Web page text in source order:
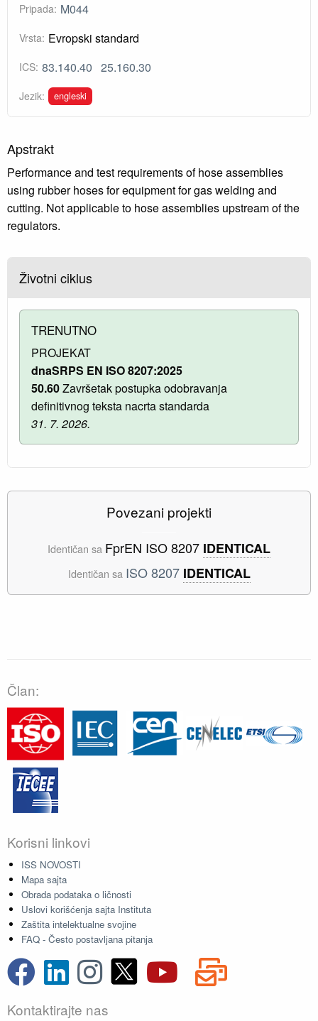
Pripada: M044
Vrsta: Evropski standard
ICS: 83.140.40 25.160.30
Jezik: engleski
Apstrakt
Performance and test requirements of hose assemblies
using rubber hoses for equipment for gas welding and
cutting. Not applicable to hose assemblies upstream of the
regulators.
Životni ciklus
TRENUTNO
PROJEKAT
dnaSRPS EN ISO 8207:2025
50.60Završetak postupka odobravanja
definitivnog teksta nacrta standarda
31. 7. 2026.
Povezani projekti
Identičan sa FprEN ISO 8207 IDENTICAL
Identičan sa ISO 8207 IDENTICAL
Član:
Korisni linkovi
ISS NOVOSTI
Mapa sajta
Obrada podataka o ličnosti
Uslovi korišćenja sajta Instituta
Zaštita intelektualne svojine
FAQ - Često postavljana pitanja
Kontaktirajte nas